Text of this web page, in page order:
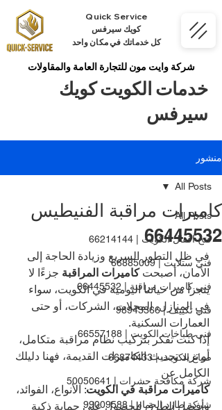
Quick Service
كويك سيرفس
كل خدماتك في مكان واحد
شركة وايت مون للتجارة العامة والمقاولات
خدمات الكويت كويك
سيرفس
منشور
All Posts
فتح اقفال الكويت | 66214144
فني ستلايت | 66885009
فني كاميرات مراقبة | 66445532
فني تكييف | 98943366
فني طباخات الكويت | 66557188
صباغ الكويت | 66874433
شركة مكافحة حشرات | 50050641
شركة طارد الحمام | 99009588
All Posts
كاميرات مراقبة الفنيطيس
66445532
في ظل التطور السريع وزيادة الحاجة إلى
الأمان، أصبحت كاميرات المراقبة جزءًا لا
يتجزأ من حياتنا اليومية في الكويت، سواء
في المنازل، المحلات، الشركات، أو حتى
العمارات السكنية.
إذا كنت تفكر بتركيب نظام مراقبة متكامل،
أو تريد تحديث الكاميرات القديمة، فهنا دليلك
الكامل عن
كاميرات مراقبة في الكويت: الأنواع، الفوائد،
وأفضل الطرق للحصول على حماية ذكية